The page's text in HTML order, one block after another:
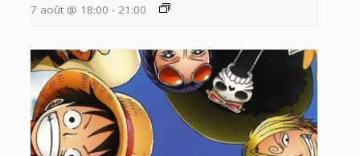
7 août @ 18:00 - 21:00